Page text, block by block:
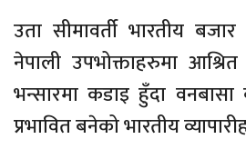
उता सीमावर्ती भारतीय
नेपाली उपभोक्ताहरुमा
भन्सारमा कडाइ हुँदा वनबासा
प्रभावित बनेको भारतीय